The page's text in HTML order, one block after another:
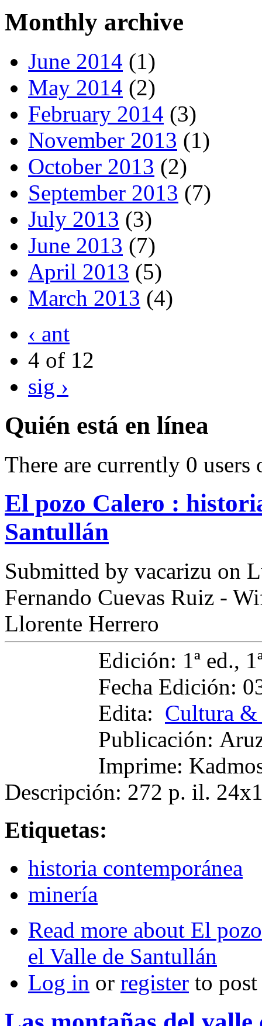
Monthly archive
June 2014 (1)
May 2014 (2)
February 2014 (3)
November 2013 (1)
October 2013 (2)
September 2013 (7)
July 2013 (3)
June 2013 (7)
April 2013 (5)
March 2013 (4)
‹ ant
4 of 12
sig ›
Quién está en línea
There are currently 0 users
El pozo Calero :
Santullán
Submitted by vacarizu on
Fernando Cuevas Ruiz -
Llorente Herrero
Edición: 1ª ed.,
Fecha Edición:
Edita: Cultura &
Publicación:
Imprime:
Descripción: 272 p. il.
Etiquetas:
historia contemporánea
minería
Read more about El
el Valle de Santullán
Log in or register to